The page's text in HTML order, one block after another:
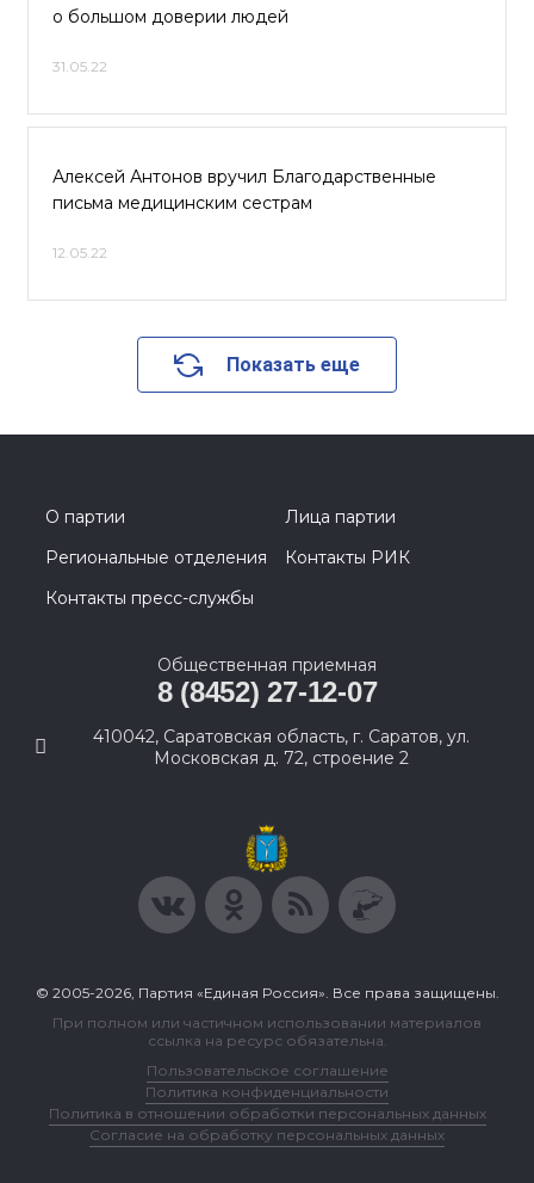
о большом доверии людей
31.05.22
Алексей Антонов вручил Благодарственные
письма медицинским сестрам
12.05.22
Показать еще
О партии
Лица партии
Региональные отделения
Контакты РИК
Контакты пресс-службы
Общественная приемная
8 (8452) 27-12-07
410042, Саратовская область, г. Саратов, ул.
Московская д. 72, строение 2
© 2005-2026, Партия «Единая Россия». Все права защищены.
При полном или частичном использовании материалов
ссылка на ресурс обязательна.
Пользовательское соглашение
Политика конфиденциальности
Политика в отношении обработки персональных данных
Согласие на обработку персональных данных